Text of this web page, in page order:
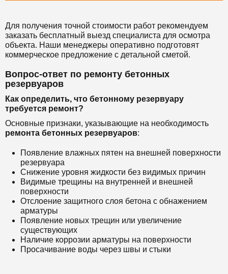
Для получения точной стоимости работ рекомендуем
заказать бесплатный выезд специалиста для осмотра
объекта. Наши менеджеры оперативно подготовят
коммерческое предложение с детальной сметой.
Вопрос-ответ по ремонту бетонных
резервуаров
Как определить, что бетонному резервуару
требуется ремонт?
Основные признаки, указывающие на необходимость
ремонта бетонных резервуаров:
Появление влажных пятен на внешней поверхности
резервуара
Снижение уровня жидкости без видимых причин
Видимые трещины на внутренней и внешней
поверхности
Отслоение защитного слоя бетона с обнажением
арматуры
Появление новых трещин или увеличение
существующих
Наличие коррозии арматуры на поверхности
Просачивание воды через швы и стыки